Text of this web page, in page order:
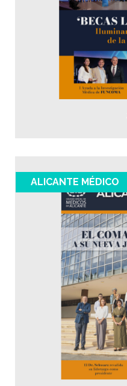
ALICANTE MÉDICO